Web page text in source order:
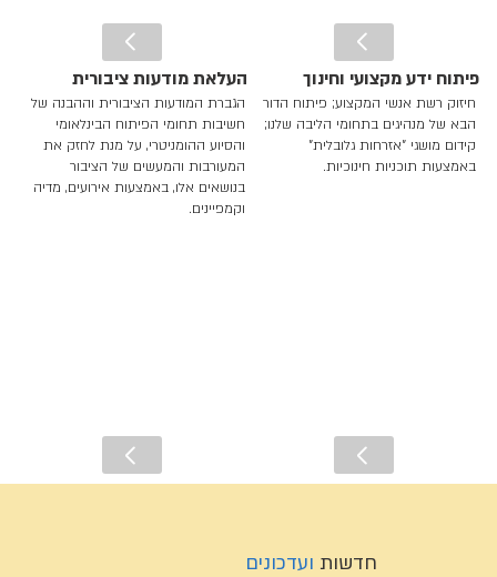
פיתוח ידע מקצועי וחינוך
חיזוק רשת אנשי המקצוע; פיתוח הדור
הבא של מנהיגים בתחומי הליבה שלנו;
קידום מושגי "אזרחות גלובלית"
באמצעות תוכניות חינוכיות.
העלאת מודעות ציבורית
הגברת המודעות הציבורית וההבנה של
חשיבות תחומי הפיתוח הבינלאומי
והסיוע ההומניטרי, על מנת לחזק את
המעורבות והמעשים של הציבור
בנושאים אלו, באמצעות אירועים, מדיה
וקמפיינים.
חדשות ועדכונים